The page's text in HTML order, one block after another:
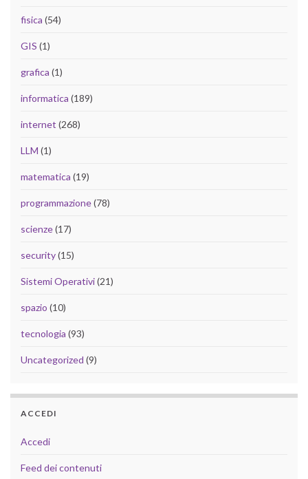
fisica (54)
GIS (1)
grafica (1)
informatica (189)
internet (268)
LLM (1)
matematica (19)
programmazione(78)
scienze(17)
security(15)
Sistemi Operativi(21)
spazio (10)
tecnologia (93)
Uncategorized (9)
ACCEDI
Accedi
Feed dei contenuti